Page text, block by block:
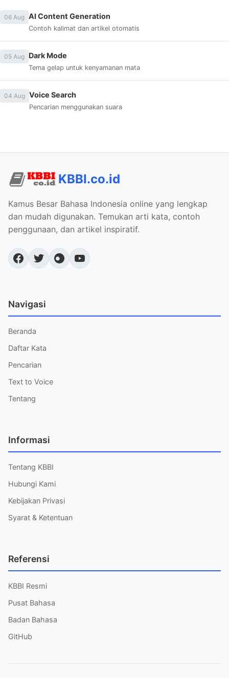
06 Aug AI Content Generation
Contoh kalimat dan artikel otomatis
05 Aug Dark Mode
Tema gelap untuk kenyamanan mata
04 Aug Voice Search
Pencarian menggunakan suara
KBBI.co.id
Kamus Besar Bahasa Indonesia online yang lengkap
dan mudah digunakan. Temukan arti kata, contoh
penggunaan, dan artikel inspiratif.
Navigasi
Beranda
Daftar Kata
Pencarian
Text to Voice
Tentang
Informasi
Tentang KBBI
Hubungi Kami
Kebijakan Privasi
Syarat & Ketentuan
Referensi
KBBI Resmi
Pusat Bahasa
Badan Bahasa
GitHub